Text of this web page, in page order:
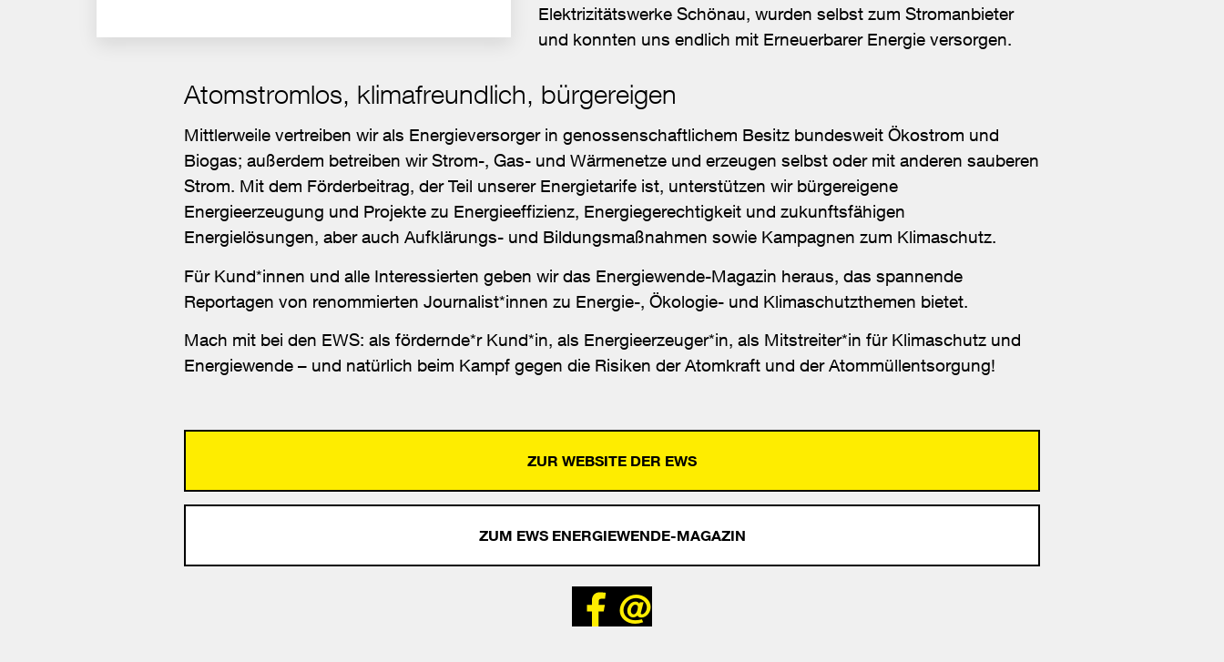
Elektrizitätswerke Schönau, wurden selbst zum Stromanbieter
und konnten uns endlich mit Erneuerbarer Energie versorgen.
Atomstromlos, klimafreundlich, bürgereigen
Mittlerweile vertreiben wir als Energieversorger in genossenschaftlichem Besitz bundesweit Ökostrom und
Biogas; außerdem betreiben wir Strom-, Gas- und Wärmenetze und erzeugen selbst oder mit anderen sauberen
Strom. Mit dem Förderbeitrag, der Teil unserer Energietarife ist, unterstützen wir bürgereigene
Energieerzeugung und Projekte zu Energieeffizienz, Energiegerechtigkeit und zukunftsfähigen
Energielösungen, aber auch Aufklärungs- und Bildungsmaßnahmen sowie Kampagnen zum Klimaschutz.
Für Kund*innen und alle Interessierten geben wir das Energiewende-Magazin heraus, das spannende
Reportagen von renommierten Journalist*innen zu Energie-, Ökologie- und Klimaschutzthemen bietet.
Mach mit bei den EWS: als fördernde*r Kund*in, als Energieerzeuger*in, als Mitstreiter*in für Klimaschutz und
Energiewende – und natürlich beim Kampf gegen die Risiken der Atomkraft und der Atommüllentsorgung!
ZUR WEBSITE DER EWS
ZUM EWS ENERGIEWENDE-MAGAZIN
Bei
Facebook